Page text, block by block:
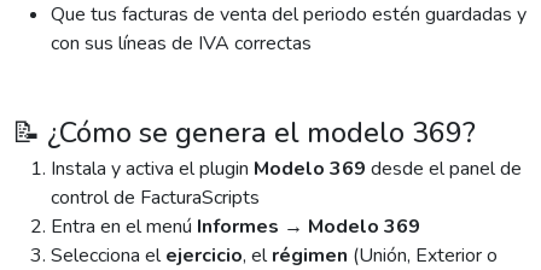
Que tus facturas de venta del periodo estén guardadas y
con sus líneas de IVA correctas
📝 ¿Cómo se genera el modelo 369?
Instala y activa el plugin Modelo 369 desde el panel de
control de FacturaScripts
Entra en el menú Informes → Modelo 369
Selecciona elejercicio, elrégimen (Unión, Exterior o